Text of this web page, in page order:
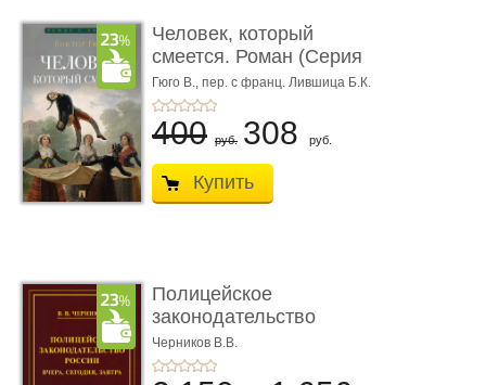
Человек, который
смеется. Роман (Серия
«Роман с ...
Гюго В., пер. с франц. Лившица Б.К.
400 руб. 308 руб.
Купить
Полицейское
законодательство
России: вчера, с� ...
Черников В.В.